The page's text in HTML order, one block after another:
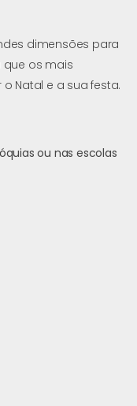
dimensões para
que os mais
Natal e a sua festa.
ou nas escolas